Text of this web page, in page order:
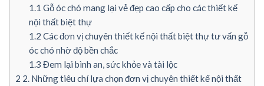
1.1 Gỗ óc chó mang lại vẻ đẹp cao cấp cho các thiết kế
nội thất biệt thự
1.2 Các đơn vị chuyên thiết kế nội thất biệt thự tư vấn gỗ
óc chó nhờ độ bền chắc
1.3 Đem lại bình an, sức khỏe và tài lộc
2 2. Những tiêu chí lựa chọn đơn vị chuyên thiết kế nội thất